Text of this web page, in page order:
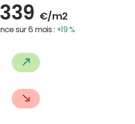
€/m2
sur 6 mois : +19 %